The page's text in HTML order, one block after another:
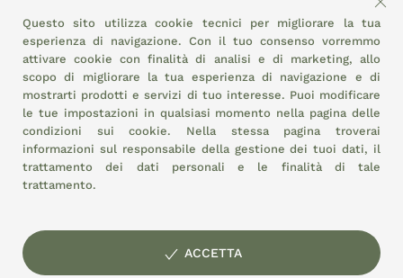
info@eltamiso.it
ADERIAMO A
Questo sito utilizza cookie tecnici per migliorare la tua
esperienza di navigazione. Con il tuo consenso vorremmo
attivare cookie con finalità di analisi e di marketing, allo
scopo di migliorare la tua esperienza di navigazione e di
mostrarti prodotti e servizi di tuo interesse. Puoi modificare
le tue impostazioni in qualsiasi momento nella pagina delle
condizioni sui cookie. Nella stessa pagina troverai
informazioni sul responsabile della gestione dei tuoi dati, il
trattamento dei dati personali e le finalità di tale
trattamento.
ACCETTA